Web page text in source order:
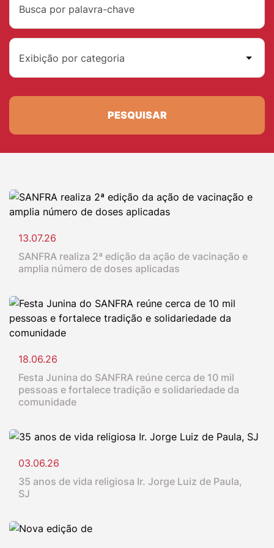
Exibição por categoria
PESQUISAR
13.07.26
SANFRA realiza 2ª edição da ação de vacinação e
amplia número de doses aplicadas
18.06.26
Festa Junina do SANFRA reúne cerca de 10 mil
pessoas e fortalece tradição e solidariedade da
comunidade
03.06.26
35 anos de vida religiosa Ir. Jorge Luiz de Paula,
SJ